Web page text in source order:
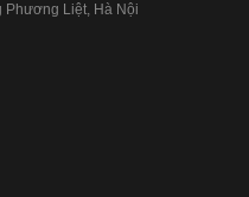
Phương Liệt, Hà Nội